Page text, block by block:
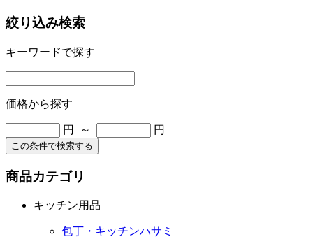
絞り込み検索
キーワードで探す
価格から探す
円 ～ 円
この条件で検索する
商品カテゴリ
キッチン用品
包丁・キッチンハサミ